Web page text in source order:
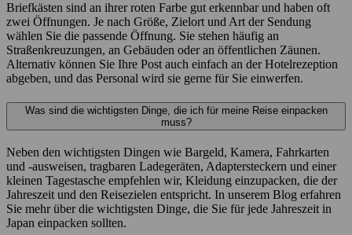
Briefkästen sind an ihrer roten Farbe gut erkennbar und haben oft
zwei Öffnungen. Je nach Größe, Zielort und Art der Sendung
wählen Sie die passende Öffnung. Sie stehen häufig an
Straßenkreuzungen, an Gebäuden oder an öffentlichen Zäunen.
Alternativ können Sie Ihre Post auch einfach an der Hotelrezeption
abgeben, und das Personal wird sie gerne für Sie einwerfen.
Was sind die wichtigsten Dinge, die ich für meine Reise einpacken
muss?
Neben den wichtigsten Dingen wie Bargeld, Kamera, Fahrkarten
und -ausweisen, tragbaren Ladegeräten, Adaptersteckern und einer
kleinen Tagestasche empfehlen wir, Kleidung einzupacken, die der
Jahreszeit und den Reisezielen entspricht. In unserem Blog erfahren
Sie mehr über die wichtigsten Dinge, die Sie für jede Jahreszeit in
Japan einpacken sollten.